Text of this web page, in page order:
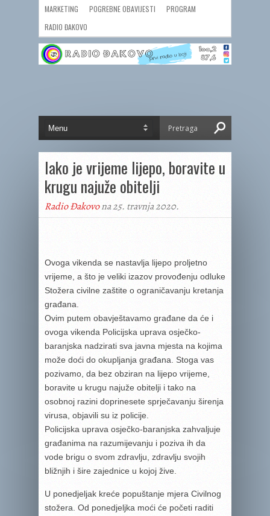
MARKETING POGREBNE OBAVIJESTI
PROGRAM
RADIO ĐAKOVO
Iako je vrijeme lijepo, boravite u
krugu najuže obitelji
Radio Đakovona 25. travnja 2020.
Ovoga vikenda se nastavlja lijepo proljetno
vrijeme, a što je veliki izazov provođenju odluke
Stožera civilne zaštite o ograničavanju kretanja
građana.
Ovim putem obavještavamo građane da će i
ovoga vikenda Policijska uprava osječko-
baranjska nadzirati sva javna mjesta na kojima
može doći do okupljanja građana. Stoga vas
pozivamo, da bez obziran na lijepo vrijeme,
boravite u krugu najuže obitelji i tako na
osobnoj razini doprinesete sprječavanju širenja
virusa, objavili su iz policije.
Policijska uprava osječko-baranjska zahvaljuje
građanima na razumijevanju i poziva ih da
vode brigu o svom zdravlju, zdravlju svojih
bližnjih i šire zajednice u kojoj žive.
U ponedjeljak kreće popuštanje mjera Civilnog
stožera. Od ponedjeljka moći će početi raditi